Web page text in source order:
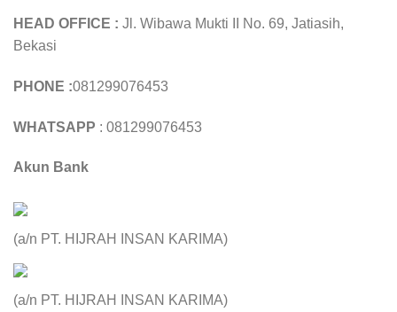
HEAD OFFICE : Jl. Wibawa Mukti II No. 69, Jatiasih,
Bekasi
PHONE :081299076453
WHATSAPP : 081299076453
Akun Bank
(a/n PT. HIJRAH INSAN KARIMA)
(a/n PT. HIJRAH INSAN KARIMA)